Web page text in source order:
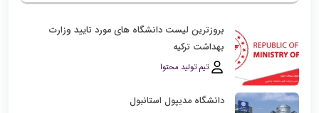
بروزترین لیست دانشگاه‌ های مورد تایید وزارت
بهداشت ترکیه
تیم تولید محتوا
دانشگاه مدیپول استانبول